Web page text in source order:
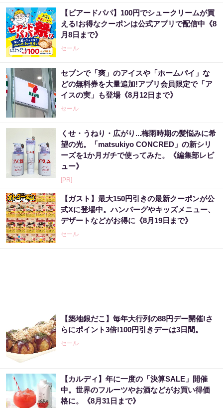
【ビアードパパ】100円でシュークリームが買
える!お得なクーポンは公式アプリで配信中《8
月8日まで》
セール
セブンで「爽」のアイスや「ホームパイ」な
どの無料券を大量追加!アプリ会員限定で「ア
イスの実」も登場《8月12日まで》
セール
くせ・うねり・広がり...梅雨時期の髪悩みに希
望の光。「matsukiyo CONCRED」の新シリ
ーズを1か月ガチで使ってみた。《編集部レビ
ュー》
[PR]
【ガスト】最大150円引きの最新クーポンが公
式Xに登場中。ハンバーグやキッズメニュー、
デザートなどがお得に《8月19日まで》
セール
【築地銀だこ】毎年大行列の88円デー開催!さ
らにポイント3倍!100円引きデーは3日間。
セール
【カルディ】年に一度の「決算SALE」開催
中。世界のフルーツやお酒などがお買い得価
格に。《8月31日まで》